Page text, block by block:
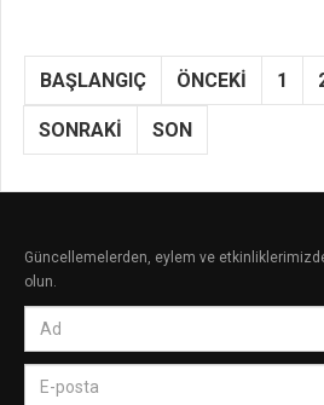
BAŞLANGIÇ ÖNCEKI 1
SONRAKI SON
Güncellemelerden, eylem ve
olun.